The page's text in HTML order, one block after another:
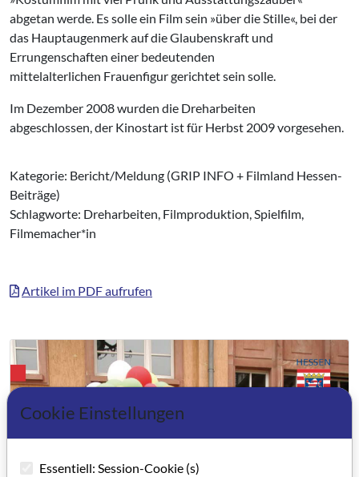
abgetan werde. Es solle ein Film sein »über die Stille«, bei der
das Hauptaugenmerk auf die Glaubenskraft und
Errungenschaften einer bedeutenden
mittelalterlichen Frauenfigur gerichtet sein solle.
Im Dezember 2008 wurden die Dreharbeiten
abgeschlossen, der Kinostart ist für Herbst 2009 vorgesehen.
Kategorie: Bericht/Meldung (GRIP INFO + Filmland Hessen-
Beiträge)
Schlagworte: Dreharbeiten, Filmproduktion, Spielfilm,
Filmemacher*in
Artikel im PDF aufrufen
Cookie Einstellungen
Essentiell: Session-Cookie (s)